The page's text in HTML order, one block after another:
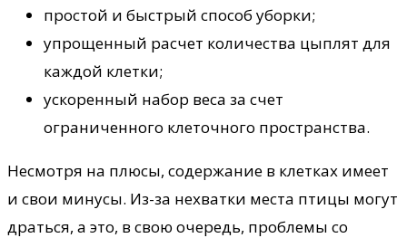
простой и быстрый способ уборки;
упрощенный расчет количества цыплят для
каждой клетки;
ускоренный набор веса за счет
ограниченного клеточного пространства.
Несмотря на плюсы, содержание в клетках имеет
и свои минусы. Из-за нехватки места птицы могут
драться, а это, в свою очередь, проблемы со